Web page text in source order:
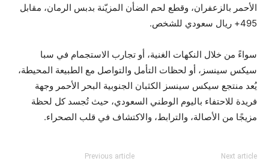
الأحمر بالزعفران، وقطع لحم الضأن المزيّنة بدبس الرمان، مقابل
495+ ريال سعودي للشخص.
سواءً من خلال النكهات الغنية، أو تجارب الاستجمام في سبا
سيكس سينسز، أو لحظات التأمل والتواصل مع الطبيعة المحيطة،
يُعد منتجع سيكس سينسز الكثبان الجنوبية البحر الأحمر وجهة
فريدة للاحتفاء باليوم الوطني السعودي، حيث تُجسد كل لحظة
مزيجًا من الأصالة، والترابط، والاكتشاف في قلب الصحراء.
Previous article Next article